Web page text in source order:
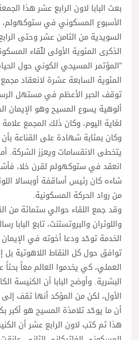
بعث البابا لاون الرابع عشر هذا
الأسبوع المسكوني في
السويدية من الثامن عشر وحتى
“المؤتمر المسيحي الكوني حول
المئوية السابعة عشرة لانعقاد مجمع
توقف الحبر الأعظم في مستهل
ألوهية يسوع المسيح وهو الإيمان
لغاية اليوم، وكان ذلك المجمع
وكان بمثابة شهادة على القناعة
يتخطى الانقسامات ويعزز الشركة.
انعقد في ستوكهولم لقرن خلا،
شاءه كان رئيس أساقفة أوبسالا
من رواد الحركة المسكونية.
وقد جمع اللقاء حوالي ستمائة من
واللوثران والبروتستنت، تابع البابا
الخدمة توحّد ودعا أخوته في
توافق حول كل النقاط اللاهوتية بل
العملي، كي يخدموا العالم معاً بحثاً
البشرية. وأوضح البابا أن الكنيسة
الأول، لكن من المؤكد أنها تقف
أن ما يوحّد تلامذة المسيح هو أكبر
هذا ثم كتب لاون الرابع عشر أن